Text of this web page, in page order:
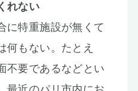
れない
特重施設が無くて
何もない。たとえ
不要であるなどとい